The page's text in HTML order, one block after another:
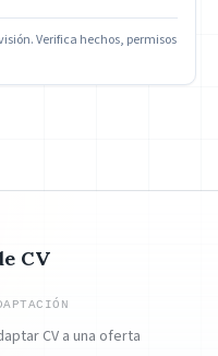
Verifica hechos, permisos
CV
CV a una oferta